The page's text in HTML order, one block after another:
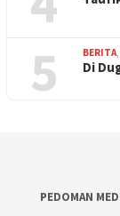
5 BERITA
Di
PEDOMAN